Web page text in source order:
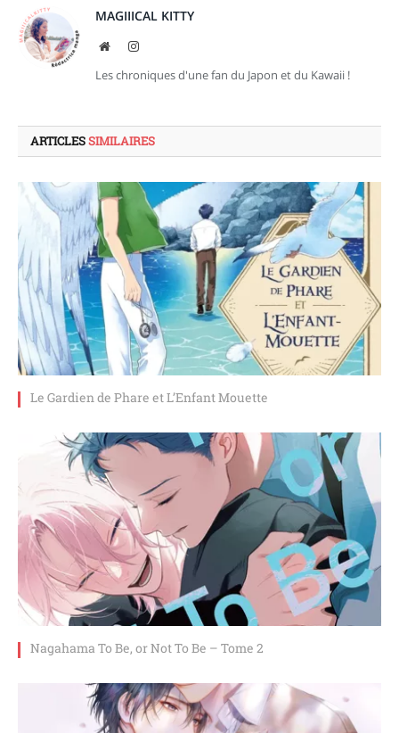
MAGIIICAL KITTY
Site
Instagram
Les chroniques d'une fan du Japon et du Kawaii !
ARTICLESSIMILAIRES
Le Gardien de Phare et L’Enfant Mouette
Nagahama To Be, or Not To Be – Tome 2